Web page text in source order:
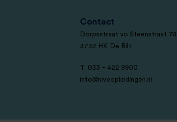
Contact
Dorpsstraat vo Steenstraat 74
3732 HK De Bilt
T: 033 – 422 9900
info@niveopleidingen.nl